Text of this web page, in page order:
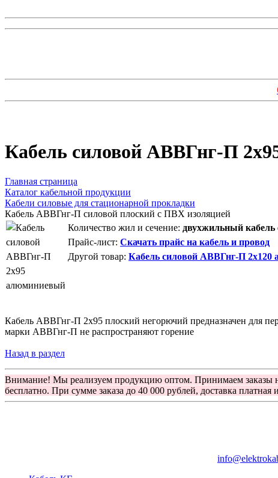
Кабель силовой АВВГнг-П
Главная страница
Каталог кабельной продукции
Кабели силовые для стационарной прокладки
Кабель АВВГнг-П силовой плоский с ПВХ изоляцией
Количество жил и сечение: двухжильный кабель
Прайс-лист: Скачать прайс на кабель и провод
Другой товар: Кабель силовой АВВГнг-П
Кабель АВВГнг-П 2х95 плоский негорючий предназначен для
марки АВВГнг-П не распространяют горение
Назад в раздел
Внимание! Мы реализуем продукцию оптом. Принимаем заказы
бесплатно. При сумме заказа до 40 000 рублей, доставка платная